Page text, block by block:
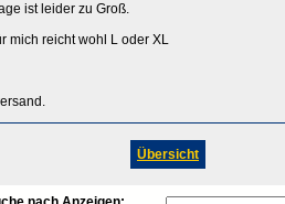
ist leider zu Groß.
mich reicht wohl L oder XL
Übersicht